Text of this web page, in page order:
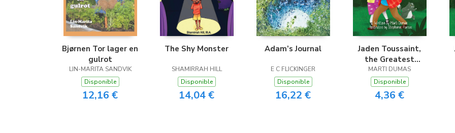
Bjørnen Tor lager en
gulrot
LIN-MARITA SANDVIK
Disponible
12,16 €
The Shy Monster
SHAMIRRAH HILL
Disponible
14,04 €
Adam’s Journal
E C FLICKINGER
Disponible
16,22 €
Jaden Toussaint,
the Greatest
Episode 4
MARTI DUMAS
Disponible
4,36 €